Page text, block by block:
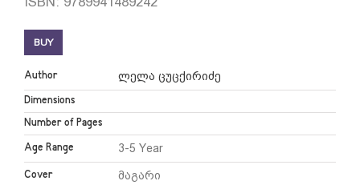
BUY
Author
ლელა ცუცქირიძე
Dimensions
Number of Pages
Age Range
3-5 Year
Cover მაგარი